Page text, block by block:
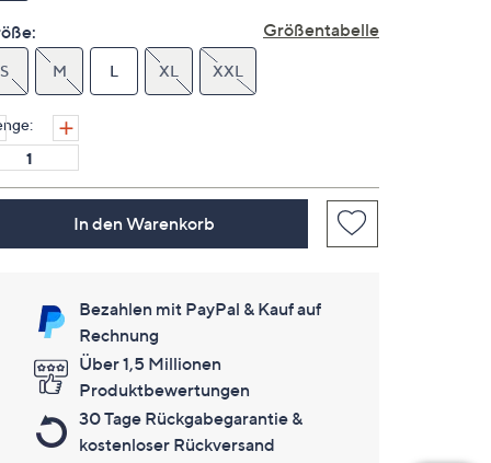
Größentabelle
S M L XL XXL
In den Warenkorb
Bezahlen mit PayPal & Kauf auf
Rechnung
Über 1,5 Millionen
Produktbewertungen
30 Tage Rückgabegarantie &
kostenloser Rückversand